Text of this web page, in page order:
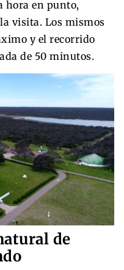
hora en punto,
visita. Los mismos
y el recorrido
de 50 minutos.
de